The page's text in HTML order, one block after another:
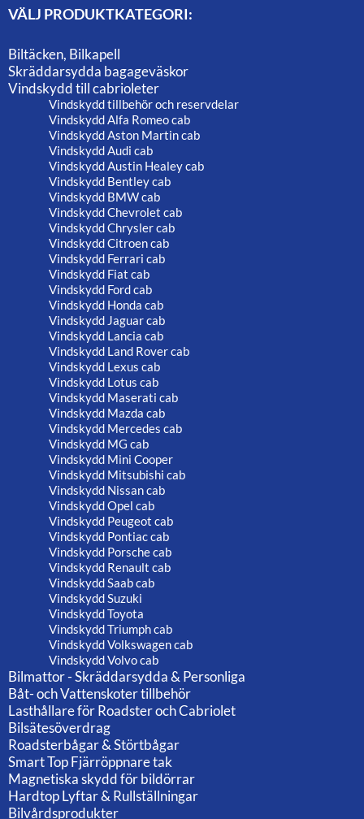
VÄLJ PRODUKTKATEGORI:
Biltäcken, Bilkapell
Skräddarsydda bagageväskor
Vindskydd till cabrioleter
Vindskydd tillbehör och reservdelar
Vindskydd Alfa Romeo cab
Vindskydd Aston Martin cab
Vindskydd Audi cab
Vindskydd Austin Healey cab
Vindskydd Bentley cab
Vindskydd BMW cab
Vindskydd Chevrolet cab
Vindskydd Chrysler cab
Vindskydd Citroen cab
Vindskydd Ferrari cab
Vindskydd Fiat cab
Vindskydd Ford cab
Vindskydd Honda cab
Vindskydd Jaguar cab
Vindskydd Lancia cab
Vindskydd Land Rover cab
Vindskydd Lexus cab
Vindskydd Lotus cab
Vindskydd Maserati cab
Vindskydd Mazda cab
Vindskydd Mercedes cab
Vindskydd MG cab
Vindskydd Mini Cooper
Vindskydd Mitsubishi cab
Vindskydd Nissan cab
Vindskydd Opel cab
Vindskydd Peugeot cab
Vindskydd Pontiac cab
Vindskydd Porsche cab
Vindskydd Renault cab
Vindskydd Saab cab
Vindskydd Suzuki
Vindskydd Toyota
Vindskydd Triumph cab
Vindskydd Volkswagen cab
Vindskydd Volvo cab
Bilmattor - Skräddarsydda & Personliga
Båt- och Vattenskoter tillbehör
Lasthållare för Roadster och Cabriolet
Bilsätesöverdrag
Roadsterbågar & Störtbågar
Smart Top Fjärröppnare tak
Magnetiska skydd för bildörrar
Hardtop Lyftar & Rullställningar
Bilvårdsprodukter